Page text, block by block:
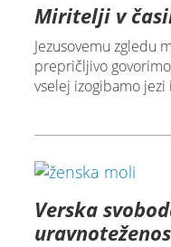
Miritelji v
Jezusovemu zgledu
prepričljivo
vselej izogibamo jezi
Verska